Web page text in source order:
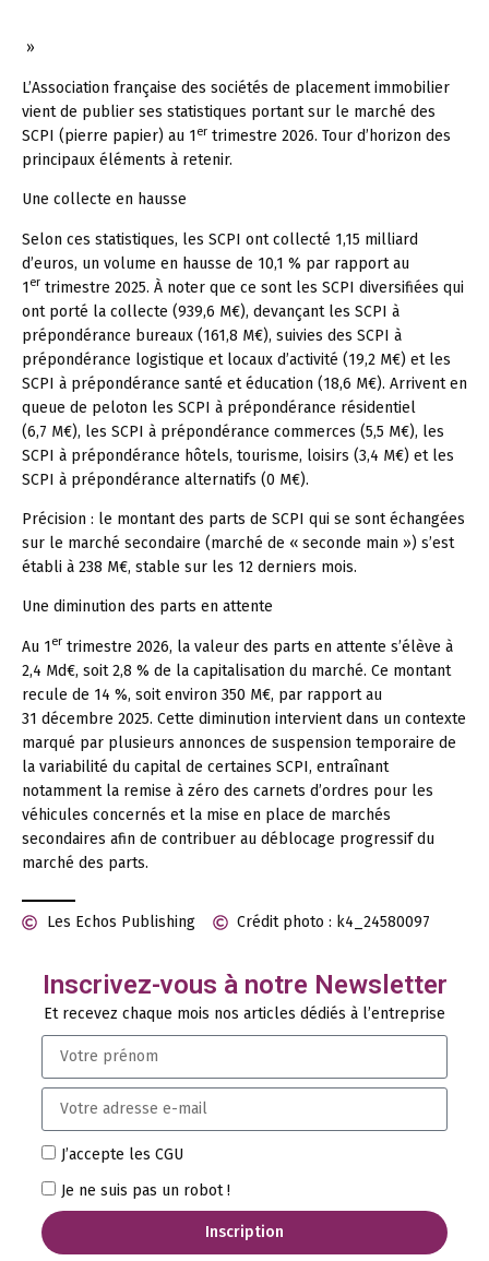
»
L’Association française des sociétés de placement immobilier
vient de publier ses statistiques portant sur le marché des
SCPI (pierre papier) au 1er trimestre 2026. Tour d’horizon des
principaux éléments à retenir.
Une collecte en hausse
Selon ces statistiques, les SCPI ont collecté 1,15 milliard
d’euros, un volume en hausse de 10,1 % par rapport au
1er trimestre 2025. À noter que ce sont les SCPI diversifiées qui
ont porté la collecte (939,6 M€), devançant les SCPI à
prépondérance bureaux (161,8 M€), suivies des SCPI à
prépondérance logistique et locaux d’activité (19,2 M€) et les
SCPI à prépondérance santé et éducation (18,6 M€). Arrivent en
queue de peloton les SCPI à prépondérance résidentiel
(6,7 M€), les SCPI à prépondérance commerces (5,5 M€), les
SCPI à prépondérance hôtels, tourisme, loisirs (3,4 M€) et les
SCPI à prépondérance alternatifs (0 M€).
Précision : le montant des parts de SCPI qui se sont échangées
sur le marché secondaire (marché de « seconde main ») s’est
établi à 238 M€, stable sur les 12 derniers mois.
Une diminution des parts en attente
Au 1er trimestre 2026, la valeur des parts en attente s’élève à
2,4 Md€, soit 2,8 % de la capitalisation du marché. Ce montant
recule de 14 %, soit environ 350 M€, par rapport au
31 décembre 2025. Cette diminution intervient dans un contexte
marqué par plusieurs annonces de suspension temporaire de
la variabilité du capital de certaines SCPI, entraînant
notamment la remise à zéro des carnets d’ordres pour les
véhicules concernés et la mise en place de marchés
secondaires afin de contribuer au déblocage progressif du
marché des parts.
Les Echos Publishing Crédit photo : k4_24580097
Inscrivez-vous à notre Newsletter
Et recevez chaque mois nos articles dédiés à l’entreprise
J’accepte les CGU
Je ne suis pas un robot !
Inscription